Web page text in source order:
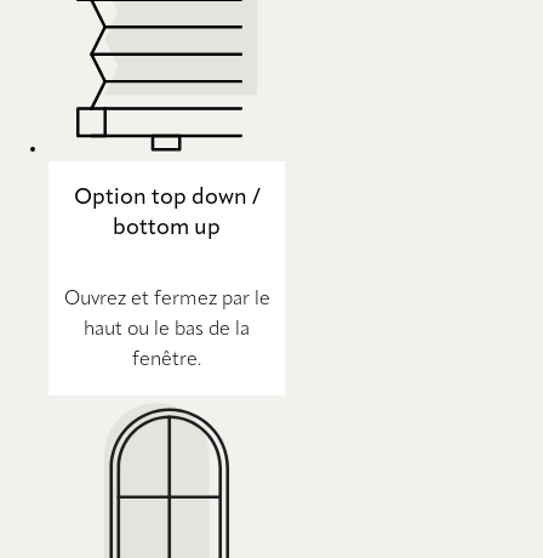
Option top down /
bottom up
Ouvrez et fermez par le
haut ou le bas de la
fenêtre.